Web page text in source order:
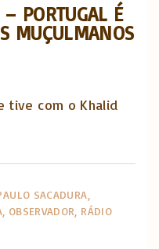
PORTUGAL É
MUÇULMANOS
tive com o Khalid
SACADURA
OBSERVADOR RÁDIO